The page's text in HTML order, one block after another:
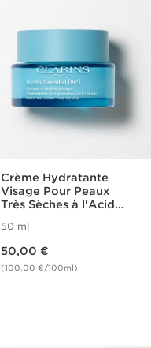
Crème Hydratante
Visage Pour Peaux
Très Sèches à l'Acide
Hydra-Essentiel
50 ml
50,00 €
(100,00 €/100ml)